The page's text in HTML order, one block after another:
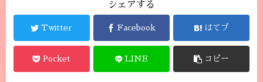
シェアする
Twitter Facebook はてブ
Pocket LINE コピー